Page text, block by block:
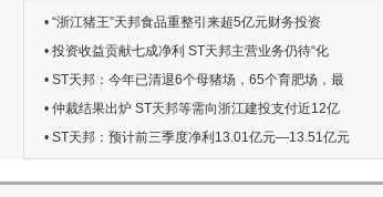
• “浙江猪王”天邦食品重整引来超5亿元财务投资
• 投资收益贡献七成净利 ST天邦主营业务仍待“化
• ST天邦：今年已清退6个母猪场，65个育肥场，最
• 仲裁结果出炉 ST天邦等需向浙江建投支付近12亿
• ST天邦：预计前三季度净利13.01亿元—13.51亿元